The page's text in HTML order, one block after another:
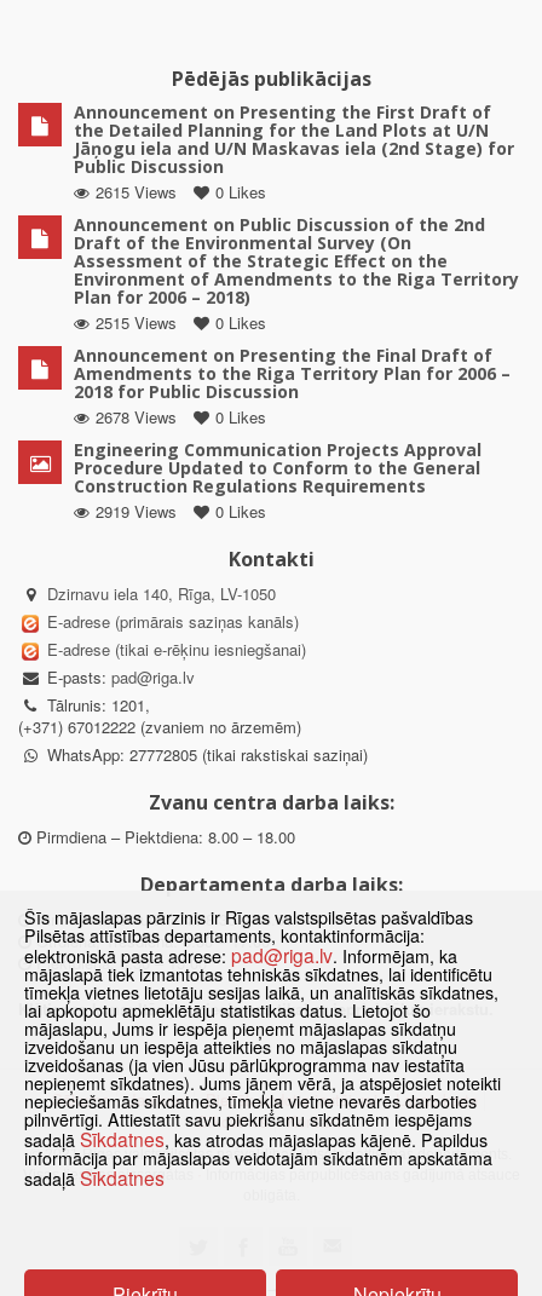
Pēdējās publikācijas
Announcement on Presenting the First Draft of
the Detailed Planning for the Land Plots at U/N
Jāņogu iela and U/N Maskavas iela (2nd Stage) for
Public Discussion
2615 Views
0 Likes
Announcement on Public Discussion of the 2nd
Draft of the Environmental Survey (On
Assessment of the Strategic Effect on the
Environment of Amendments to the Riga Territory
Plan for 2006 – 2018)
2515 Views
0 Likes
Announcement on Presenting the Final Draft of
Amendments to the Riga Territory Plan for 2006 –
2018 for Public Discussion
2678 Views
0 Likes
Engineering Communication Projects Approval
Procedure Updated to Conform to the General
Construction Regulations Requirements
2919 Views
0 Likes
Kontakti
Dzirnavu iela 140, Rīga, LV-1050
E-adrese (primārais saziņas kanāls)
E-adrese (tikai e-rēķinu iesniegšanai)
E-pasts: pad@riga.lv
Tālrunis: 1201,
(+371) 67012222 (zvaniem no ārzemēm)
WhatsApp: 27772805 (tikai rakstiskai saziņai)
Zvanu centra darba laiks:
Pirmdiena – Piektdiena: 8.00 – 18.00
Departamenta darba laiks:
Pirmdiena, Ceturtdiena: 8.30 – 18.00
Otrdiena, Trešdiena: 8.30 – 17.00
Piektdiena: 8.30 – 15.00
Klātienes konsultācijas pieejamas tikai ar iepriekšēju pierakstu.
Sākums Jaunumi Biežāk uzdotie jautājumi
Lapas karte
Sīkdatnes
Kontakti
© 2021 Rīgas valstspilsētas pašvaldības Pilsētas attīstības departaments.
Visas tiesības aizsargātas
Šīs mājaslapas pārzinis ir Rīgas valstspilsētas pašvaldības
Pilsētas attīstības departaments, kontaktinformācija:
elektroniskā pasta adrese: pad@riga.lv. Informējam, ka
mājaslapā tiek izmantotas tehniskās sīkdatnes, lai identificētu
tīmekļa vietnes lietotāju sesijas laikā, un analītiskās sīkdatnes,
lai apkopotu apmeklētāju statistikas datus. Lietojot šo
mājaslapu, Jums ir iespēja pieņemt mājaslapas sīkdatņu
izveidošanu un iespēja atteikties no mājaslapas sīkdatņu
izveidošanas (ja vien Jūsu pārlūkprogramma nav iestatīta
nepieņemt sīkdatnes). Jums jāņem vērā, ja atspējosiet noteikti
nepieciešamās sīkdatnes, tīmekļa vietne nevarēs darboties
pilnvērtīgi. Attiestatīt savu piekrišanu sīkdatnēm iespējams
sadaļā Sīkdatnes, kas atrodas mājaslapas kājenē. Papildus
informācija par mājaslapas veidotajām sīkdatnēm apskatāma
sadaļā Sīkdatnes